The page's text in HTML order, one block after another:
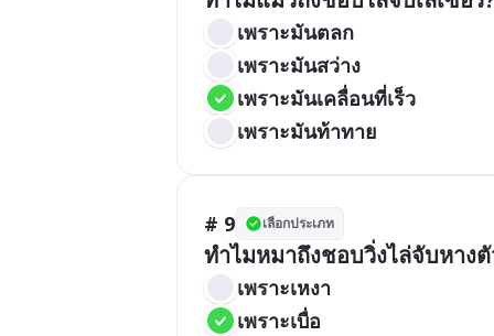
เพราะมันตลก
เพราะมันสว่าง
เพราะมันเคลื่อนที่เร็ว
เพราะมันท้าทาย
# 9 เลือกประเภท
ทำไมหมาถึงชอบวิ่งไล่จับหางตั
เพราะเหงา
เพราะเบื่อ